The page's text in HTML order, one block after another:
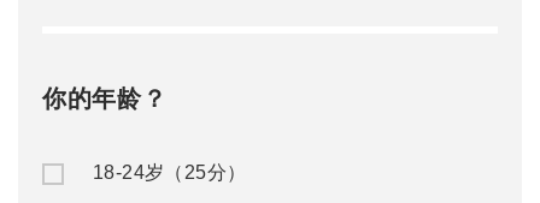
你的年龄？
18-24岁（25分）